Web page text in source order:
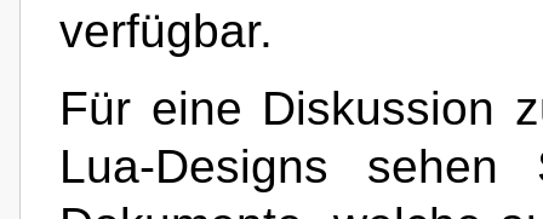
verfügbar.
Für eine Diskussion
Lua-Designs